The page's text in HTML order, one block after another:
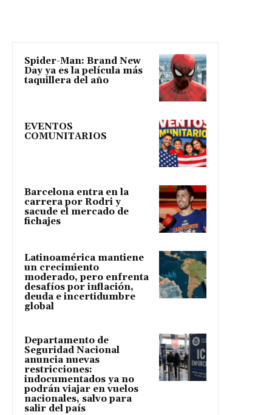
Spider-Man: Brand New
Day ya es la película más
taquillera del año
EVENTOS
COMUNITARIOS
Barcelona entra en la
carrera por Rodri y
sacude el mercado de
fichajes
Latinoamérica mantiene
un crecimiento
moderado, pero enfrenta
desafíos por inflación,
deuda e incertidumbre
global
Departamento de
Seguridad Nacional
anuncia nuevas
restricciones:
indocumentados ya no
podrán viajar en vuelos
nacionales, salvo para
salir del país